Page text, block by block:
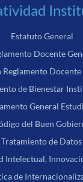
Estatuto General
Docente
Docente
de Bienestar
General
del Buen
de
Intelectual,
de